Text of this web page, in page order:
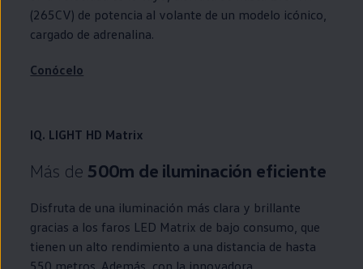
(265CV) de potencia al volante de un modelo icónico,
cargado de adrenalina.
Conócelo
IQ. LIGHT HD Matrix
Más de 500m de iluminación eficiente
Disfruta de una iluminación más clara y brillante
gracias a los faros LED Matrix de bajo consumo, que
tienen un alto rendimiento a una distancia de hasta